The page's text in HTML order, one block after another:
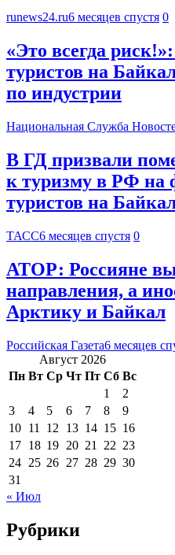
runews24.ru6 месяцев спустя 0
«Это всегда
туристов на
по индустрии
Национальная Служба
В ГД призвали
к туризму в РФ на
туристов на
ТАСС6 месяцев спустя 0
АТОР: Россияне
направления, а
Арктику и Байкал
Российская Газета6 месяцев
Август 2026
Пн Вт Ср Чт Пт Сб Вс
1
2
3
4 5 6 7 8
9
10 11 12 13 14 15 16
17 18 19 20 21 22 23
24 25 26 27 28 29 30
31
« Июл
Рубрики